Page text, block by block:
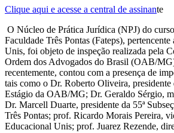
Clique aqui e acesse a central de assinante
O Núcleo de Prática Jurídica (NPJ) do
Faculdade Três Pontas (Fateps),
Unis, foi objeto de inspeção realizada pela
Ordem dos Advogados do Brasil (OAB/
recentemente, contou com a presença de
tais como o Dr. Roberto Oliveira, presidente
Estágio da OAB/MG; Dr. Geraldo Sérgio,
Dr. Marcell Duarte, presidente da 55ª
Três Pontas; prof. Ricardo Morais Pereira,
Educacional Unis; prof. Juarez Rezende,